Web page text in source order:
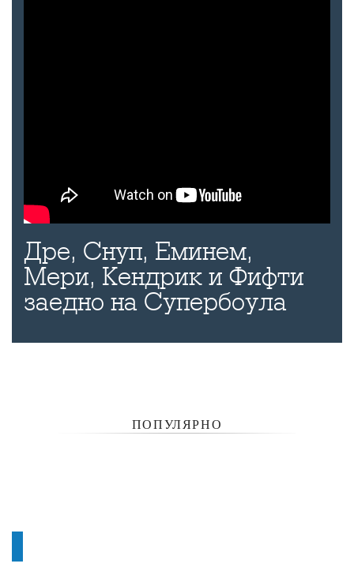
Дре, Снуп, Еминем,
Мери, Кендрик и Фифти
заедно на Супербоула
ПОПУЛЯРНО